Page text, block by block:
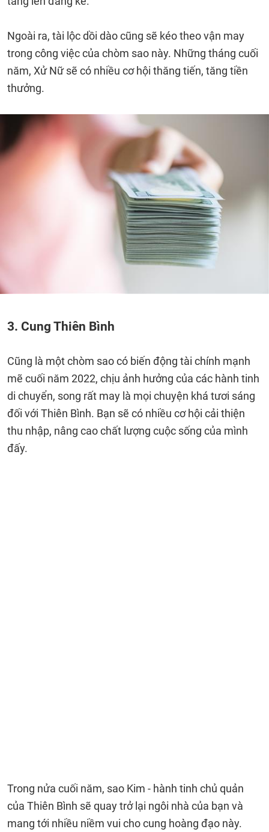
Ngoài ra, tài lộc dồi dào cũng sẽ kéo theo vận may
trong công việc của chòm sao này. Những tháng cuối
năm, Xử Nữ sẽ có nhiều cơ hội thăng tiến, tăng tiền
thưởng.
3. Cung Thiên Bình
Cũng là một chòm sao có biến động tài chính mạnh
mẽ cuối năm 2022, chịu ảnh hưởng của các hành tinh
di chuyển, song rất may là mọi chuyện khá tươi sáng
đối với Thiên Bình. Bạn sẽ có nhiều cơ hội cải thiện
thu nhập, nâng cao chất lượng cuộc sống của mình
đấy.
Trong nửa cuối năm, sao Kim - hành tinh chủ quản
của Thiên Bình sẽ quay trở lại ngôi nhà của bạn và
mang tới nhiều niềm vui cho cung hoàng đạo này.